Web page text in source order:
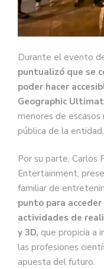
Durante el evento
puntualizó que se
poder hacer
Geographic
menores de
pública de la entidad.
Por su parte, Carlos
Entertainment,
familiar de
punto para
actividades de
y 3D, que propicia a
las profesiones
apuesta del futuro.